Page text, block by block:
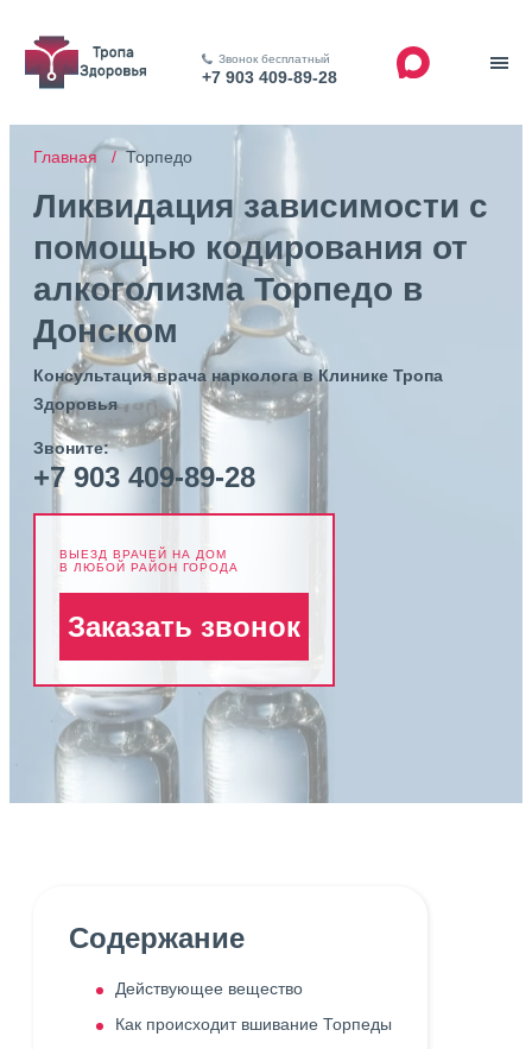
Звонок бесплатный
+7 903 409-89-28
Главная /Торпедо
Ликвидация зависимости с
помощью кодирования от
алкоголизма Торпедо в
Донском
Консультация врача нарколога в Клинике Тропа
Здоровья
Звоните:
+7 903 409-89-28
ВЫЕЗД ВРАЧЕЙ НА ДОМ
В ЛЮБОЙ РАЙОН ГОРОДА
Заказать звонок
Содержание
Действующее вещество
Как происходит вшивание Торпеды